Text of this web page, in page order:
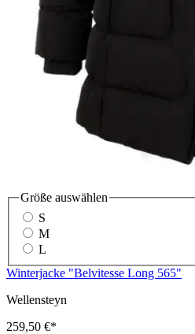
Größe auswählen
S
M
L
Winterjacke "Belvitesse Long 565"
Wellensteyn
259,50 €*